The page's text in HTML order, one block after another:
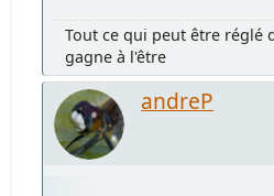
Tout ce qui peut être réglé
gagne à l'être
andreP